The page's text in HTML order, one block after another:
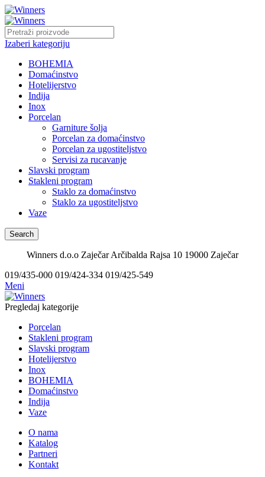
Izaberi kategoriju
BOHEMIA
Domaćinstvo
Hotelijerstvo
Indija
Inox
Porcelan
Garniture šolja
Porcelan za domaćinstvo
Porcelan za ugostiteljstvo
Servisi za rucavanje
Slavski program
Stakleni program
Staklo za domaćinstvo
Staklo za ugostiteljstvo
Vaze
Search
Winners d.o.o Zaječar Arčibalda Rajsa 10 19000 Zaječar
019/435-000 019/424-334 019/425-549
Meni
Pregledaj kategorije
Porcelan
Stakleni program
Slavski program
Hotelijerstvo
Inox
BOHEMIA
Domaćinstvo
Indija
Vaze
O nama
Katalog
Partneri
Kontakt